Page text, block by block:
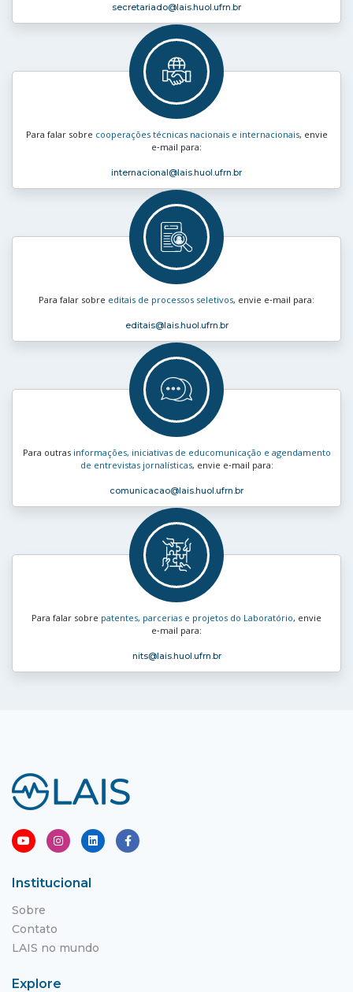
secretariado@lais.huol.ufrn.br
Para falar sobre cooperações técnicas nacionais e internacionais, envie
e‑mail para:
internacional@lais.huol.ufrn.br
Para falar sobre editais de processos seletivos, envie e‑mail para:
editais@lais.huol.ufrn.br
Para outras informações, iniciativas de educomunicação e agendamento
de entrevistas jornalísticas, envie e‑mail para:
comunicacao@lais.huol.ufrn.br
Para falar sobre patentes, parcerias e projetos do Laboratório, envie
e‑mail para:
nits@lais.huol.ufrn.br
Institucional
Sobre
Contato
LAIS no mundo
Explore